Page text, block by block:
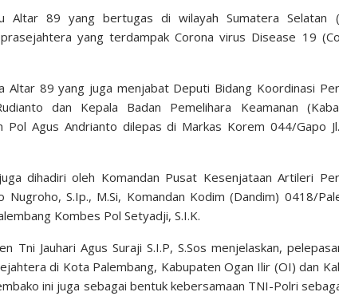
Altar 89 yang bertugas di wilayah Sumatera Selatan
yang terdampak Corona virus Disease 19
Altar 89 yang juga menjabat Deputi Bidang Koordinasi
dan Kepala Badan Pemelihara Keamanan
Pol Agus Andrianto dilepas di Markas Korem 044/Gapo
dihadiri oleh Komandan Pusat Kesenjataan Artileri
S.Ip., M.Si, Komandan Kodim (Dandim) 0418/
Kombes Pol Setyadji, S.I.K.
Tni Jauhari Agus Suraji S.I.P, S.Sos menjelaskan,
di Kota Palembang, Kabupaten Ogan Ilir (OI) dan
ini juga sebagai bentuk kebersamaan TNI-Polri